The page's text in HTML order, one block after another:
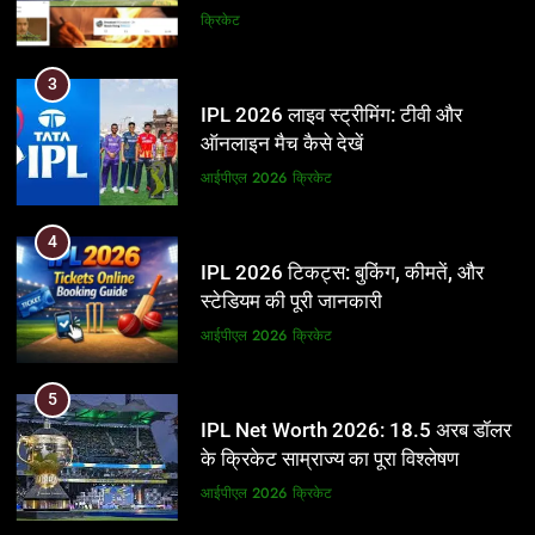
और BCCI पर लगाए गंभीर आरोप
क्रिकेट
3
IPL 2026 लाइव स्ट्रीमिंग: टीवी और
ऑनलाइन मैच कैसे देखें
आईपीएल 2026 क्रिकेट
4
IPL 2026 टिकट्स: बुकिंग, कीमतें, और
स्टेडियम की पूरी जानकारी
आईपीएल 2026 क्रिकेट
5
IPL Net Worth 2026: 18.5 अरब डॉलर
के क्रिकेट साम्राज्य का पूरा विश्लेषण
आईपीएल 2026 क्रिकेट